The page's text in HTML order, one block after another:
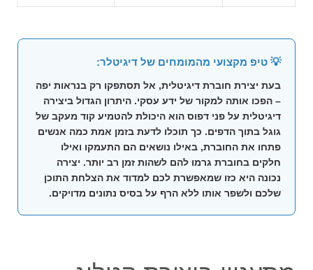
💡 טיפ מקצועי מהמומחים של דיגיטלר:
בעת יצירת חוברת דיגיטלית, אל תסתפקו רק בנראות יפה
– הפכו אותה למקור של ידע עסקי. היתרון הגדול ביצירה
דיגיטלית על פני דפוס הוא היכולת להטמיע קוד מעקב של
גוגל בתוך הדפים. כך תוכלו לדעת בזמן אמת כמה אנשים
פתחו את החוברת, באילו נושאים הם התעמקו ואילו
חלקים בחוברת גרמו להם לשהות זמן רב יותר. יצירה
נכונה היא כזו שמאפשרת לכם למדוד את הצלחת התוכן
שלכם ולשפר אותו ללא הרף על בסיס נתונים מדויקים.